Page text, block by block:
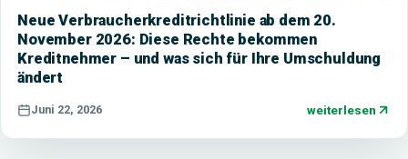
Neue Verbraucherkreditrichtlinie ab dem 20.
November 2026: Diese Rechte bekommen
Kreditnehmer – und was sich für Ihre Umschuldung
ändert
Juni 22, 2026 weiterlesen